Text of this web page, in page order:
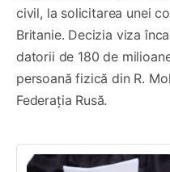
civil, la solicitarea unei
Britanie. Decizia viza
datorii de 180 de
persoană fizică din R.
Federația Rusă.